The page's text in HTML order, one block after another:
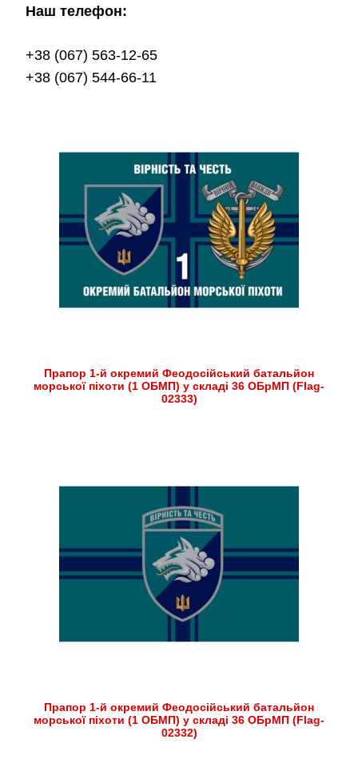
Наш телефон:
+38 (067) 563-12-65
+38 (067) 544-66-11
Прапор 1-й окремий Феодосійський батальйон
морської піхоти (1 ОБМП) у складі 36 ОБрМП (Flag-
02333)
Прапор 1-й окремий Феодосійський батальйон
морської піхоти (1 ОБМП) у складі 36 ОБрМП (Flag-
02332)